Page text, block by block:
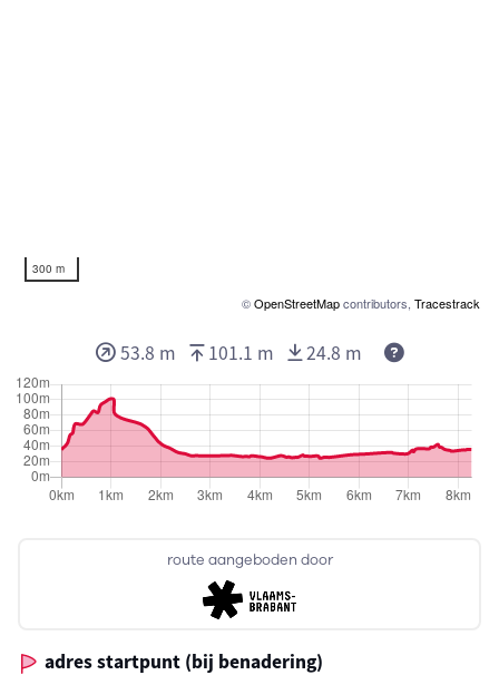
300 m
©OpenStreetMapcontributors, Tracestrack
route aangeboden door
adres startpunt (bij benadering)
53.8 m 101.1 m 24.8 m